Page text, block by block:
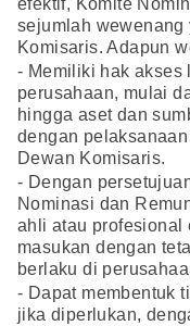
efektif, Komite
sejumlah
Komisaris. Adapun
- Memiliki hak akses
perusahaan, mulai
hingga aset dan
dengan
Dewan Komisaris.
- Dengan
Nominasi dan
ahli atau profesional
masukan dengan
berlaku di
- Dapat membentuk
jika diperlukan,